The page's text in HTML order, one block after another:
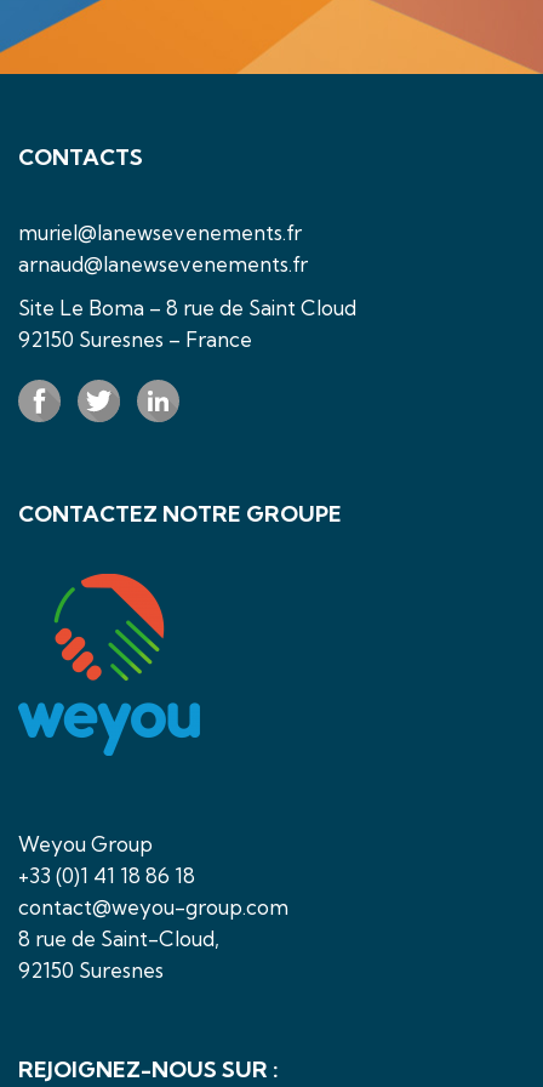
CONTACTS
muriel@lanewsevenements.fr
arnaud@lanewsevenements.fr
Site Le Boma – 8 rue de Saint Cloud
92150 Suresnes – France
CONTACTEZ NOTRE GROUPE
Weyou Group
+33 (0)1 41 18 86 18
contact@weyou-group.com
8 rue de Saint-Cloud,
92150 Suresnes
REJOIGNEZ-NOUS SUR :